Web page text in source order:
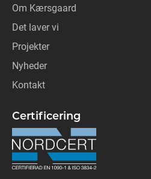
Om Kærsgaard
Det laver vi
Projekter
Nyheder
Kontakt
Certificering